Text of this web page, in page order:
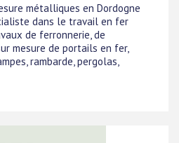
métalliques en Dordogne
dans le travail en fer
de ferronnerie, de
mesure de portails en fer,
rambarde, pergolas,